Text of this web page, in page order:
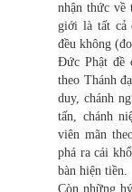
nhận thức về
giới là tất cả
đều không
Đức Phật đề
theo Thánh
duy, chánh
tấn, chánh
viên mãn
phá ra cái
bàn hiện tiền.
Còn những